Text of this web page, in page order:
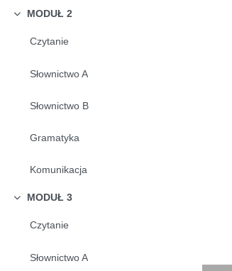
Collapse
MODUŁ 2
Czytanie
Słownictwo A
Słownictwo B
Gramatyka
Komunikacja
Collapse
MODUŁ 3
Czytanie
Słownictwo A